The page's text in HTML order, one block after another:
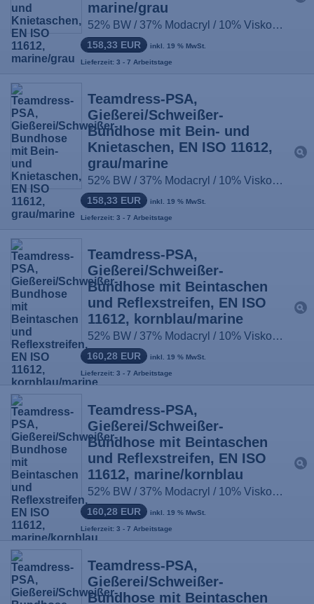
marine/grau
52% BW / 37% Modacryl / 10% Viskose / 1% antist. Fasern, ca. 430g/m², Größe: 44-66, 90-114, 22-33
158,33 EUR inkl. 19 % MwSt.
Lieferzeit: 3 - 7 Arbeitstage
Teamdress-PSA,
Gießerei/Schweißer-
Bundhose mit Bein- und
Knietaschen, EN ISO 11612,
grau/marine
52% BW / 37% Modacryl / 10% Viskose / 1% antist. Fasern, ca. 430g/m², Größe: 44-66, 90-114, 22-33
158,33 EUR inkl. 19 % MwSt.
Lieferzeit: 3 - 7 Arbeitstage
Teamdress-PSA,
Gießerei/Schweißer-
Bundhose mit Beintaschen
und Reflexstreifen, EN ISO
11612, kornblau/marine
52% BW / 37% Modacryl / 10% Viskose / 1% antist. Fasern, ca. 430g/m², Größe: 44-66, 90-114, 22-33
160,28 EUR inkl. 19 % MwSt.
Lieferzeit: 3 - 7 Arbeitstage
Teamdress-PSA,
Gießerei/Schweißer-
Bundhose mit Beintaschen
und Reflexstreifen, EN ISO
11612, marine/kornblau
52% BW / 37% Modacryl / 10% Viskose / 1% antist. Fasern, ca. 430g/m², Größe: 44-66, 90-114, 22-33
160,28 EUR inkl. 19 % MwSt.
Lieferzeit: 3 - 7 Arbeitstage
Teamdress-PSA,
Gießerei/Schweißer-
Bundhose mit Beintaschen